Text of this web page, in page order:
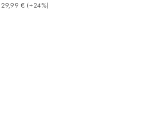
€ (+24%)